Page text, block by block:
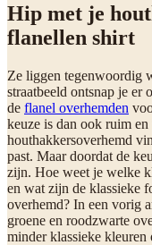
Hip met je
flanellen shirt
Ze liggen tegenwoordig
straatbeeld ontsnap je er
de flanel overhemden
keuze is dan ook ruim
houthakkersoverhemd
past. Maar doordat de
zijn. Hoe weet je welke
en wat zijn de klassieke
overhemd? In een vorig
groene en roodzwarte
minder klassieke kleuren